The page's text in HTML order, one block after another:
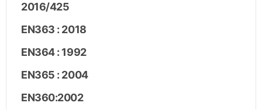
2016/425
EN363 : 2018
EN364 : 1992
EN365 : 2004
EN360:2002